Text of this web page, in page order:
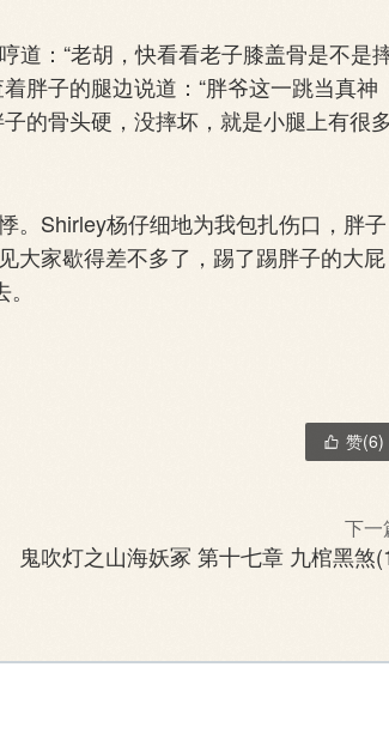
：“老胡，快看看老子膝盖骨是不是
胖子的腿边说道：“胖爷这一跳当真神
的骨头硬，没摔坏，就是小腿上有很
Shirley杨仔细地为我包扎伤口，胖子
大家歇得差不多了，踢了踢胖子的大屁
 赞(6)
下一
鬼吹灯之山海妖冢 第十七章 九棺黑煞